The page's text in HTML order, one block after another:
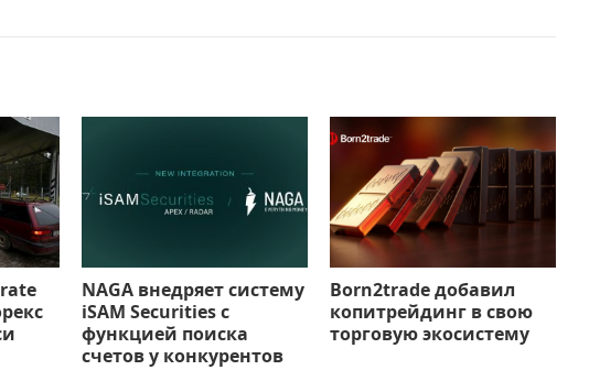
NAGA внедряет систему
iSAM Securities с
функцией поиска
счетов у конкурентов
Born2trade добавил
копитрейдинг в свою
торговую экосистему